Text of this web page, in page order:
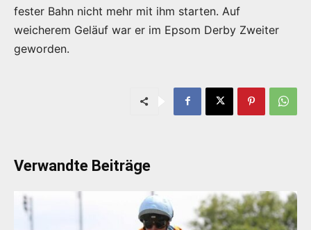
fester Bahn nicht mehr mit ihm starten. Auf
weicherem Geläuf war er im Epsom Derby Zweiter
geworden.
Verwandte Beiträge